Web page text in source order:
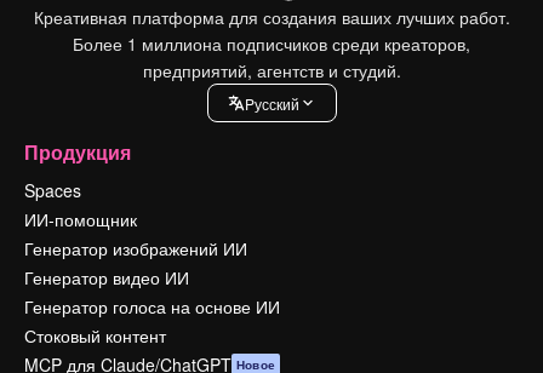
Креативная платформа для создания ваших лучших работ.
Более 1 миллиона подписчиков среди креаторов,
предприятий, агентств и студий.
Pусский
Продукция
Spaces
ИИ-помощник
Генератор изображений ИИ
Генератор видео ИИ
Генератор голоса на основе ИИ
Стоковый контент
MCP для Claude/ChatGPT Новое